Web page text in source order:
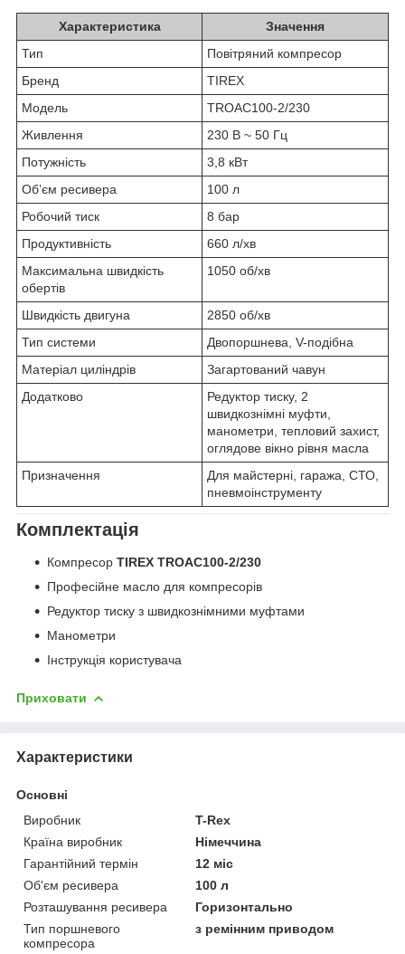
Характеристика
Значення
Тип
Повітряний компресор
Бренд
TIREX
Модель
TROAC100-2/230
Живлення
230 В ~ 50 Гц
Потужність
3,8 кВт
Об’єм ресивера
100 л
Робочий тиск
8 бар
Продуктивність
660 л/хв
Максимальна швидкість
обертів
1050 об/хв
Швидкість двигуна
2850 об/хв
Тип системи
Двопоршнева, V-подібна
Матеріал циліндрів
Загартований чавун
Додатково
Редуктор тиску, 2
швидкознімні муфти,
манометри, тепловий захист,
оглядове вікно рівня масла
Призначення
Для майстерні, гаража, СТО,
пневмоінструменту
Комплектація
Компресор TIREX TROAC100-2/230
Професійне масло для компресорів
Редуктор тиску з швидкознімними муфтами
Манометри
Інструкція користувача
Приховати
Характеристики
Основні
Виробник
T-Rex
Країна виробник
Німеччина
Гарантійний термін
12 міс
Об'єм ресивера
100 л
Розташування ресивера
Горизонтально
Тип поршневого
компресора
з ремінним приводом